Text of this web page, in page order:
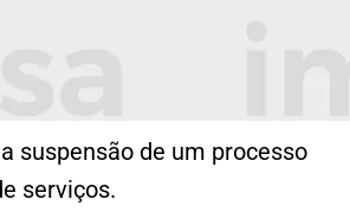
suspensão de um processo
serviços.